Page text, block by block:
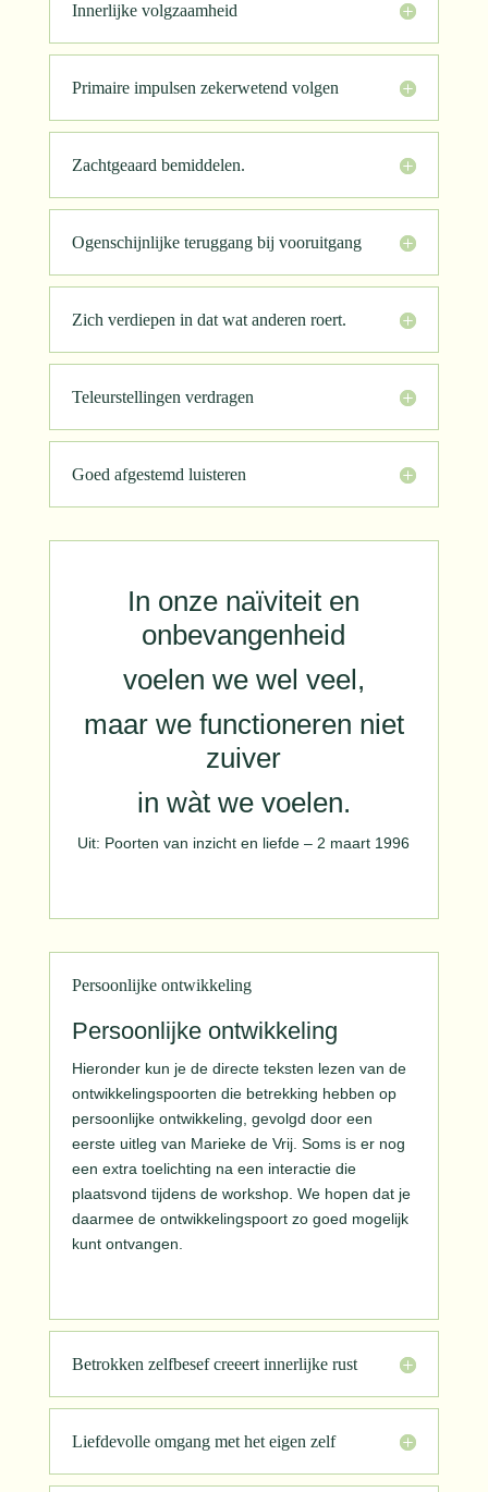
Innerlijke volgzaamheid
Primaire impulsen zekerwetend volgen
Zachtgeaard bemiddelen.
Ogenschijnlijke teruggang bij vooruitgang
Zich verdiepen in dat wat anderen roert.
Teleurstellingen verdragen
Goed afgestemd luisteren
In onze naïviteit en
onbevangenheid
voelen we wel veel,
maar we functioneren niet
zuiver
in wàt we voelen.
Uit: Poorten van inzicht en liefde – 2 maart 1996
Persoonlijke ontwikkeling
Persoonlijke ontwikkeling
Hieronder kun je de directe teksten lezen van de
ontwikkelingspoorten die betrekking hebben op
persoonlijke ontwikkeling, gevolgd door een
eerste uitleg van Marieke de Vrij. Soms is er nog
een extra toelichting na een interactie die
plaatsvond tijdens de workshop. We hopen dat je
daarmee de ontwikkelingspoort zo goed mogelijk
kunt ontvangen.
Betrokken zelfbesef creeert innerlijke rust
Liefdevolle omgang met het eigen zelf